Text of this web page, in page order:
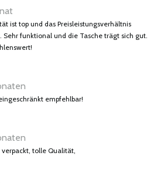
ist top und das Preisleistungsverhältnis
funktional und die Tasche trägt sich gut.
empfehlbar!
tolle Qualität,